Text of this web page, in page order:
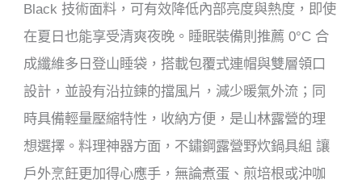
Black 技術面料，可有效降低內部亮度與熱度，即使
在夏日也能享受清爽夜晚。睡眠裝備則推薦 0°C 合
成纖維多日登山睡袋，搭載包覆式連帽與雙層領口
設計，並設有沿拉鍊的擋風片，減少暖氣外流；同
時具備輕量壓縮特性，收納方便，是山林露營的理
想選擇。料理神器方面，不鏽鋼露營野炊鍋具組 讓
戶外烹飪更加得心應手，無論煮蛋、煎培根或沖咖